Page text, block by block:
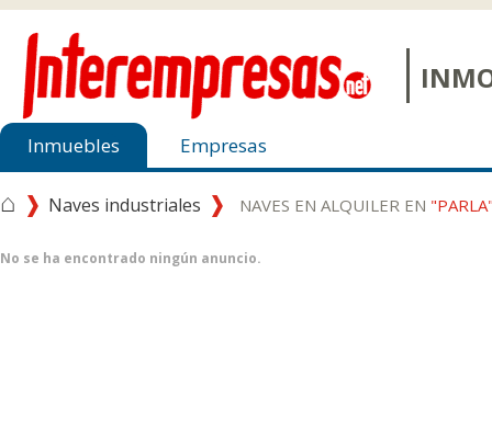
Inmuebles Empresas
⌂ Naves industriales NAVES EN ALQUILER EN
No se ha encontrado ningún anuncio.